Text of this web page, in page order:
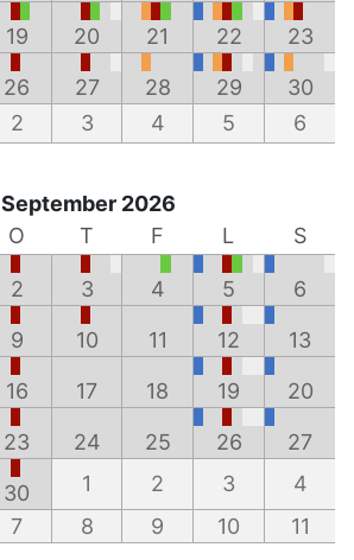
19 20 21 22 23
26 27 28 29
30
2 3 4 5 6
September 2026
O T F L
S
2 3 4 5 6
9 10 11 12 13
16 17 18 19 20
23 24 25 26 27
30 1 2 3
4
7 8 9 10 11